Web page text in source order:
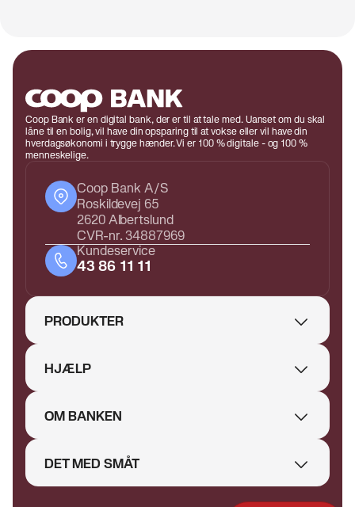
Coop Bank er en digital bank, der er til at tale med. Uanset om du skal
låne til en bolig, vil have din opsparing til at vokse eller vil have din
hverdagsøkonomi i trygge hænder. Vi er 100 % digitale - og 100 %
menneskelige.
Coop Bank A/S
Roskildevej 65
2620 Albertslund
CVR-nr. 34887969
Kundeservice
43 86 11 11
PRODUKTER
HJÆLP
OM BANKEN
DET MED SMÅT